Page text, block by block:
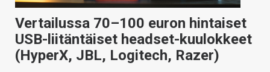
Vertailussa 70–100 euron hintaiset
USB-liitäntäiset headset-kuulokkeet
(HyperX, JBL, Logitech, Razer)